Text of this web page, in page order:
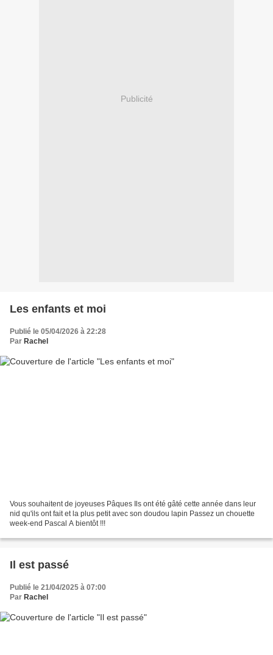
Publicité
Les enfants et moi
Publié le 05/04/2026 à 22:28
Par Rachel
Vous souhaitent de joyeuses Pâques Ils ont été gâté cette année dans leur
nid qu'ils ont fait et la plus petit avec son doudou lapin Passez un chouette
week-end Pascal A bientôt !!!
Il est passé
Publié le 21/04/2025 à 07:00
Par Rachel